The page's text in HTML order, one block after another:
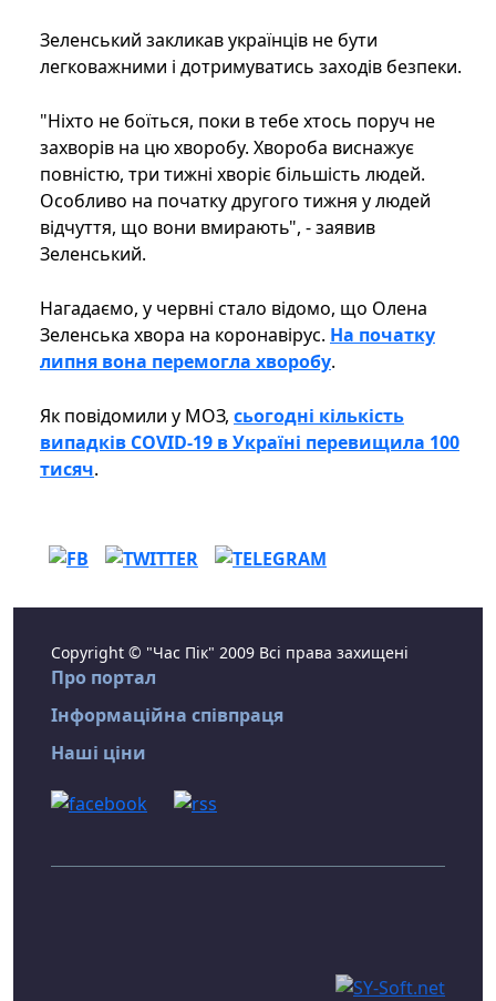
Зеленський закликав українців не бути
легковажними і дотримуватись заходів безпеки.
"Ніхто не боїться, поки в тебе хтось поруч не
захворів на цю хворобу. Хвороба виснажує
повністю, три тижні хворіє більшість людей.
Особливо на початку другого тижня у людей
відчуття, що вони вмирають", - заявив
Зеленський.
Нагадаємо, у червні стало відомо, що Олена
Зеленська хвора на коронавірус. На початку
липня вона перемогла хворобу.
Як повідомили у МОЗ, сьогодні кількість
випадків COVID-19 в Україні перевищила 100
тисяч.
Copyright © "Час Пік" 2009 Всі права захищені
Про портал
Інформаційна співпраця
Наші ціни